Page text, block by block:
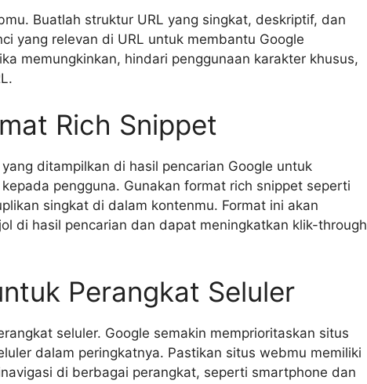
Buatlah struktur URL yang singkat, deskriptif, dan
yang relevan di URL untuk membantu Google
memungkinkan, hindari penggunaan karakter khusus,
Rich Snippet
ditampilkan di hasil pencarian Google untuk
pengguna. Gunakan format rich snippet seperti
singkat di dalam kontenmu. Format ini akan
di hasil pencarian dan dapat meningkatkan klik-through
Perangkat Seluler
seluler. Google semakin memprioritaskan situs
dalam peringkatnya. Pastikan situs webmu memiliki
di berbagai perangkat, seperti smartphone dan